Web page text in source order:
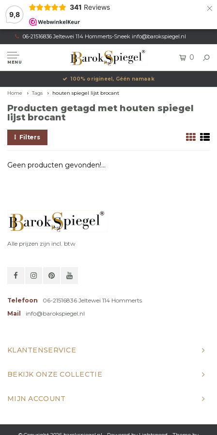
9,8
341 Reviews ×
06-21516836 Jeltewei 114 Hommerts-Sneek info@barokspiegel.nl
MENU
0
100% origineel, Géén namaak
Home Tags houten spiegel lijst brocant
Producten getagd met houten spiegel
lijst brocant
Filters
Geen producten gevonden!...
Alle prijzen zijn incl. btw
Telefoon
06-21516836 Jeltewei 114 Hommerts
Mail
info@barokspiegel.nl
KLANTENSERVICE
BEKIJK ONZE COLLECTIE
MIJN ACCOUNT